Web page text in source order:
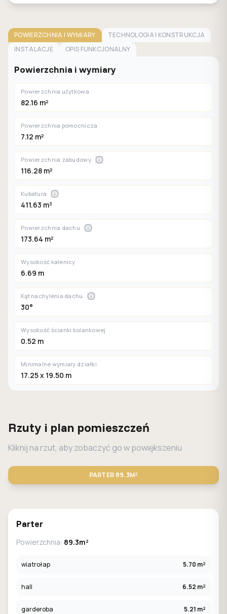
POWIERZCHNIA I WYMIARY
TECHNOLOGIA I KONSTRUKCJA
INSTALACJE
OPIS FUNKCJONALNY
Powierzchnia i wymiary
Powierzchnia użytkowa
82.16 m²
Powierzchnia pomocnicza
7.12 m²
Powierzchnia zabudowy
116.28 m²
Kubatura
411.63 m³
Powierzchnia dachu
173.64 m²
Wysokość kalenicy
6.69 m
Kąt nachylenia dachu
30°
Wysokość ścianki kolankowej
0.52 m
Minimalne wymiary działki
17.25 x 19.50 m
Rzuty i plan pomieszczeń
Kliknij na rzut, aby zobaczyć go w powiększeniu
PARTER 89.3M²
Parter
Powierzchnia: 89.3m²
wiatrołap 5.70 m²
hall 6.52 m²
garderoba 5.21 m²